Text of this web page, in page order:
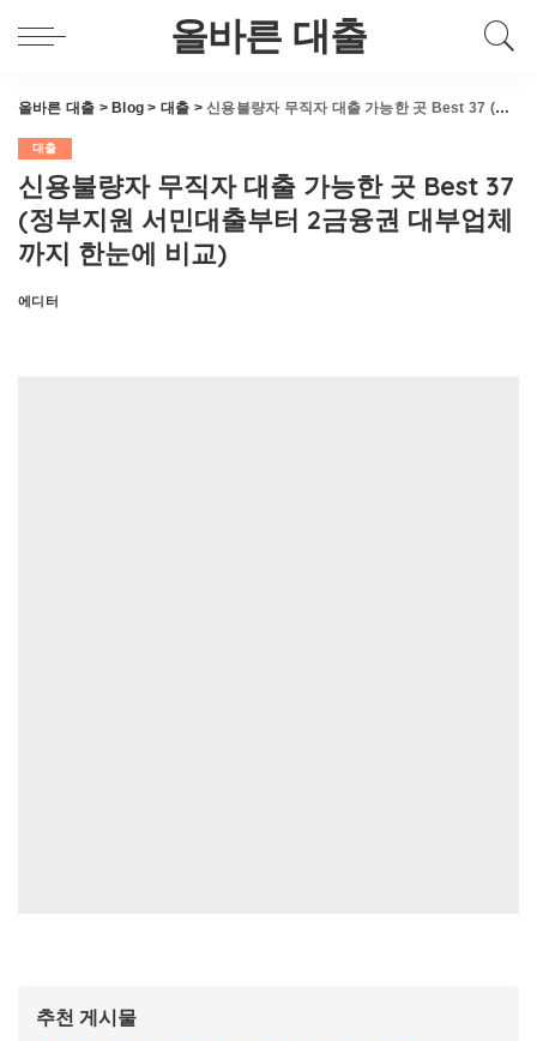
올바른 대출
올바른 대출 > Blog > 대출 >신용불량자 무직자 대출 가능한 곳 Best 37 (정부지원 서민대출부터 2금융권 대부업체까지 한눈에 비교)
대출
신용불량자 무직자 대출 가능한 곳 Best 37
(정부지원 서민대출부터 2금융권 대부업체
까지 한눈에 비교)
Posted
에디터
추천 게시물